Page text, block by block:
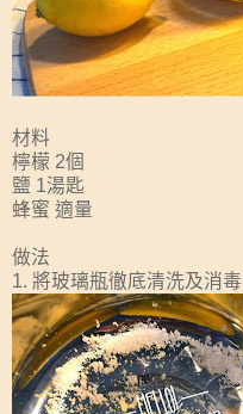
材料
檸檬 2個
鹽 1湯匙
蜂蜜 適量
做法
1. 將玻璃瓶徹底清洗及消毒